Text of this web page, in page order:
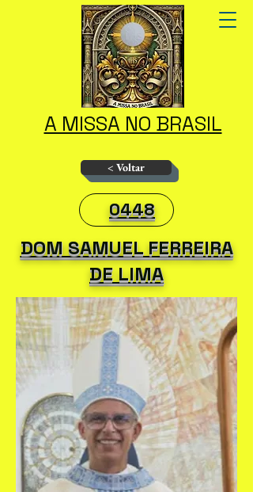
A MISSA NO BRASIL
< Voltar
0448
DOM SAMUEL FERREIRA
DE LIMA